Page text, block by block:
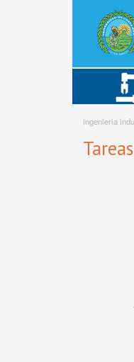
ingenieria